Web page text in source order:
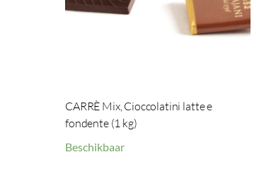
CARRÈ Mix, Cioccolatini latte e
fondente (1 kg)
Beschikbaar